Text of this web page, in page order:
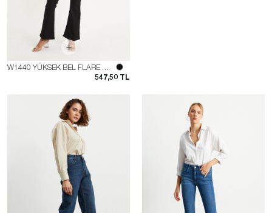
W1440 YÜKSEK BEL FLARE JEAN
547,50 TL